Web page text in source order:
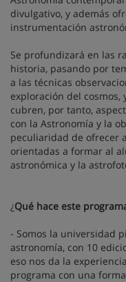
divulgativo, y además
instrumentación
Se profundizará en las
historia, pasando por
a las técnicas
exploración del cosmos,
cubren, por tanto,
con la Astronomía y la
peculiaridad de ofrecer
orientadas a formar al
astronómica y la
¿Qué hace este
- Somos la universidad
astronomía, con 10
eso nos da la
programa con una